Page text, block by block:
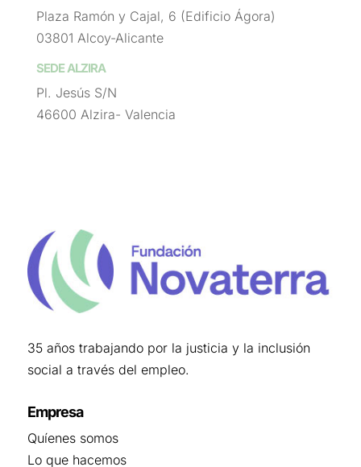
Plaza Ramón y Cajal, 6 (Edificio Ágora)
03801 Alcoy-Alicante
SEDE ALZIRA
Pl. Jesús S/N
46600 Alzira- Valencia
35 años trabajando por la justicia y la inclusión
social a través del empleo.
Empresa
Quíenes somos
Lo que hacemos